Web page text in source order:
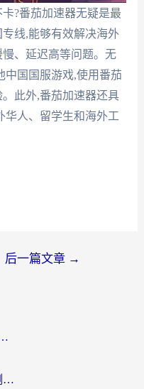
?番茄加速器无疑是最
线,能够有效解决海外
、延迟高等问题。无
中国国服游戏,使用番茄
此外,番茄加速器还具
华人、留学生和海外工
后一篇文章 →
亲测3款回国加速器，教你选对不踩坑
穿梭和快喵好用吗？海外党亲测：小众加速器对比+番茄加速器深度体验